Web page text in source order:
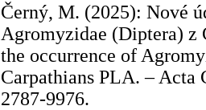
Černý, M. (2025): Nové
Agromyzidae (Diptera) z
the occurrence of
Carpathians PLA. – Acta
2787-9976.